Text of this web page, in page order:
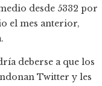
desde 5332 por
el mes anterior,
deberse a que los
Twitter y les